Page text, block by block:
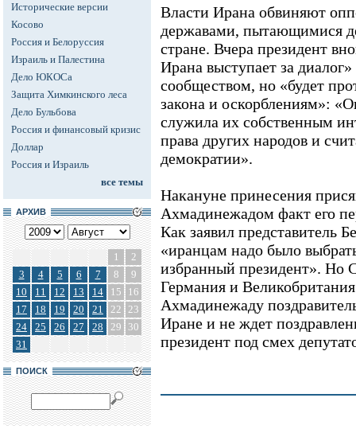
Исторические версии
Косово
Россия и Белоруссия
Израиль и Палестина
Дело ЮКОСа
Защита Химкинского леса
Дело Бульбова
Россия и финансовый кризис
Доллар
Россия и Израиль
все темы
АРХИВ
1
2
3
4 5 6 7 8
9
10
11 12 13 14 15
16
17
18 19 20 21 22 23
24
25 26 27 28 29
30
31
ПОИСК
Власти Ирана обвиняют
державами, пытающимися
стране. Вчера президент
Ирана выступает за
сообществом, но «будет
закона и оскорблениям»:
служила их собственным
права других народов и
демократии».
Накануне принесения
Ахмадинежадом факт его
Как заявил представитель
«иранцам надо было
избранный президент».
Германия и
Ахмадинежаду
Иране и не ждет
президент под смех